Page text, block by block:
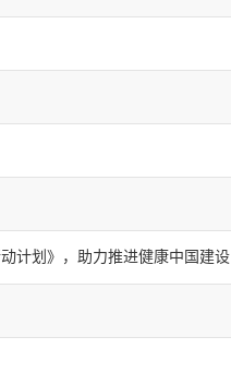
计划》，助力推进健康中国建设